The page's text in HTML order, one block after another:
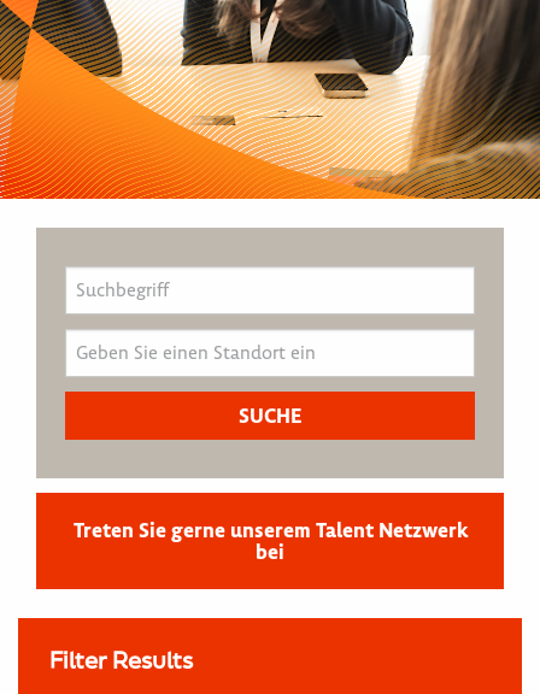
Treten Sie gerne unserem Talent Netzwerk
bei
Filter Results